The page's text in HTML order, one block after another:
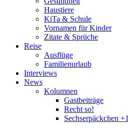
Haustiere
KiTa & Schule
Vornamen für Kinder
Zitate & Sprüche
Reise
Ausflüge
Familienurlaub
Interviews
News
Kolumnen
Gastbeiträge
Recht so!
Sechserpäckchen +1